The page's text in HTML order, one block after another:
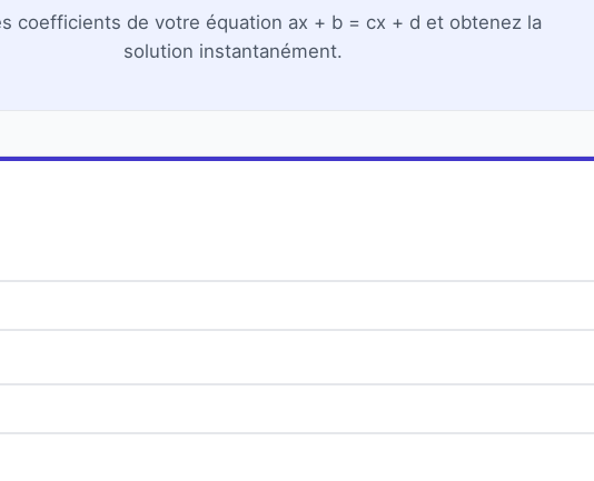
coefficients de votre équation ax + b = cx + d et obtenez la
solution instantanément.